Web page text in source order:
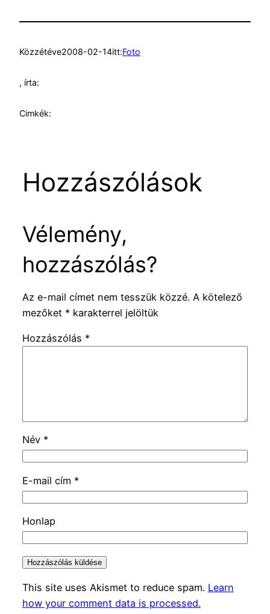
Közzétéve2008-02-14itt:Foto
, írta:
Cimkék:
Hozzászólások
Vélemény,
hozzászólás?
Az e-mail címet nem tesszük közzé. A kötelező
mezőket * karakterrel jelöltük
Hozzászólás *
Név *
E-mail cím *
Honlap
This site uses Akismet to reduce spam. Learn
how your comment data is processed.